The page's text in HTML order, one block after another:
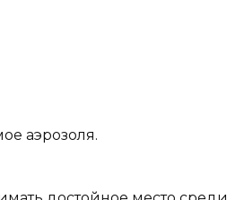
аэрозоля.